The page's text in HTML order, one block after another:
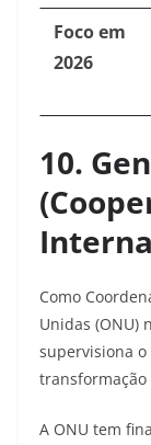
Foco em
2026
10.
Como
Unidas (ONU)
supervisiona o
A ONU tem